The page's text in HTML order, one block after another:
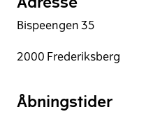
Bispeengen 35
2000 Frederiksberg
Åbningstider